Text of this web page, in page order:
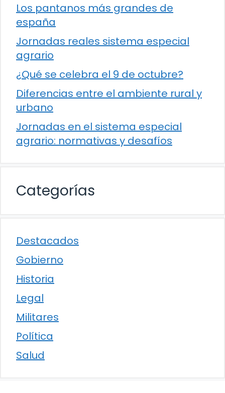
Los pantanos más grandes de
españa
Jornadas reales sistema especial
agrario
¿Qué se celebra el 9 de octubre?
Diferencias entre el ambiente rural y
urbano
Jornadas en el sistema especial
agrario: normativas y desafíos
Categorías
Destacados
Gobierno
Historia
Legal
Militares
Política
Salud